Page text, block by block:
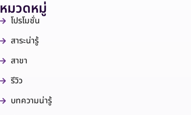
หมวดหมู่
โปรโมชั่น
สาระน่ารู้
สาขา
รีวิว
บทความน่ารู้